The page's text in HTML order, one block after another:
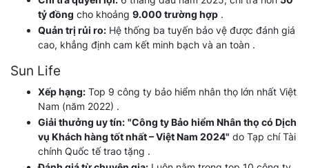
tỷ đồng cho khoảng 9.000 trường hợp .
Quản trị rủi ro: Hệ thống ba tuyến bảo vệ được đánh giá
cao, khẳng định cam kết minh bạch và an toàn .
Sun Life
Xếp hạng: Top 9 công ty bảo hiểm nhân thọ lớn nhất Việt
Nam (năm 2022) .
Giải thưởng uy tín: "Công ty Bảo hiểm Nhân thọ có Dịch
vụ Khách hàng tốt nhất – Việt Nam 2024" do Tạp chí Tài
chính Quốc tế trao tặng .